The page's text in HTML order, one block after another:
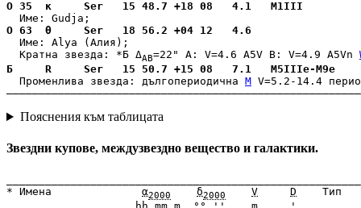
О 35  κ     Ser   15 48.7 +18 08   4.1
О 63  θ     Ser   18 56.2 +04 12
  Име: Alya (Алия);
  Кратна звезда:
*Б ΔAB=22" A: V=4.6 A5V B: V=4.9 A5Vn
Б     R     Ser   15 50.7 +15 08   7.1
  Променлива звезда:
дългопериодична M V=5.2-14.4
Пояснения към таблицата
Звездни купове, междузвездно вещество и галактики.
* Имена α2000 δ2000 V D
Тип